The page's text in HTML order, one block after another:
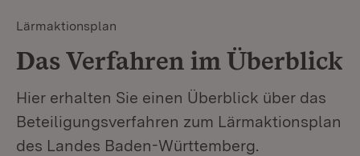
Lärmaktionsplan
Das Verfahren im Überblick
Hier erhalten Sie einen Überblick über das
Beteiligungsverfahren zum Lärmaktionsplan
des Landes Baden-Württemberg.